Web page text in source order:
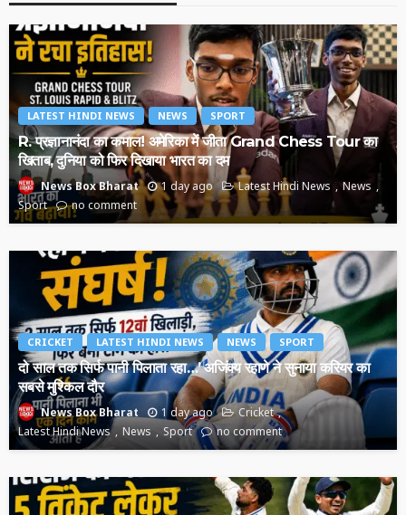
LATEST HINDI NEWS NEWS SPORT
R. प्रज्ञानानंदा का कमाल! अमेरिका में जीता Grand Chess Tour का
खिताब, दुनिया को फिर दिखाया भारत का दम
News Box Bharat 1 day ago Latest Hindi News
News
Sport
no comment
CRICKET LATEST HINDI NEWS NEWS SPORT
दो साल तक सिर्फ पानी पिलाता रहा…’ अजिंक्य रहाणे ने सुनाया करियर का
सबसे मुश्किल दौर
News Box Bharat 1 day ago
Cricket
Latest Hindi News
News Sport no comment